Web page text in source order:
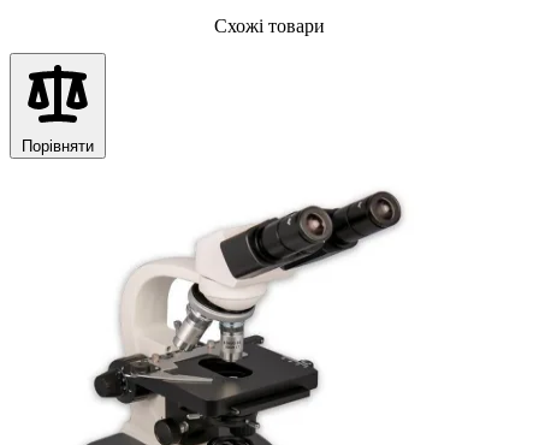
Схожі товари
Порівняти